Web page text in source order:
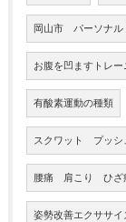
岡山市 パーソナル
お腹を凹ますトレー
有酸素運動の種類
スクワット プッシ
腰痛 肩こり ひざ
姿勢改善エクササイ